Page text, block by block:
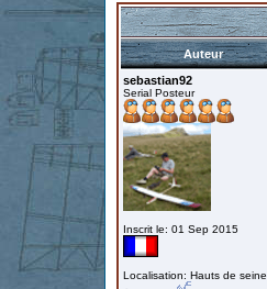
Auteur
sebastian92
Serial Posteur
Inscrit le: 01 Sep 2015
Localisation: Hauts de seine